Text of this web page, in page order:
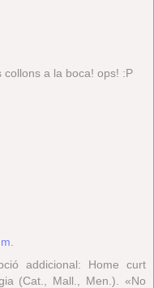
a la boca! ops! :P
addicional: Home curt
(Cat., Mall., Men.). «No